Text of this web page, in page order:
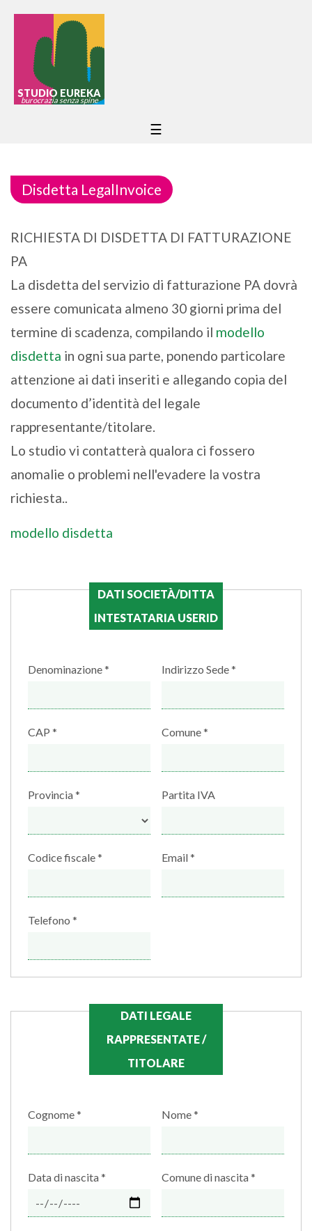
STUDIO EUREKA
burocrazia senza spine
☰
Disdetta LegalInvoice
RICHIESTA DI DISDETTA DI FATTURAZIONE
PA
La disdetta del servizio di fatturazione PA dovrà
essere comunicata almeno 30 giorni prima del
termine di scadenza, compilando il modello
disdetta in ogni sua parte, ponendo particolare
attenzione ai dati inseriti e allegando copia del
documento d’identità del legale
rappresentante/titolare.
Lo studio vi contatterà qualora ci fossero
anomalie o problemi nell'evadere la vostra
richiesta..
modello disdetta
DATI SOCIETÀ/DITTA
INTESTATARIA USERID
Denominazione Indirizzo Sede
CAP Comune
Provincia Partita IVA
Codice fiscale Email
Telefono
DATI LEGALE
RAPPRESENTATE /
TITOLARE
Cognome Nome
Data di nascita Comune di nascita